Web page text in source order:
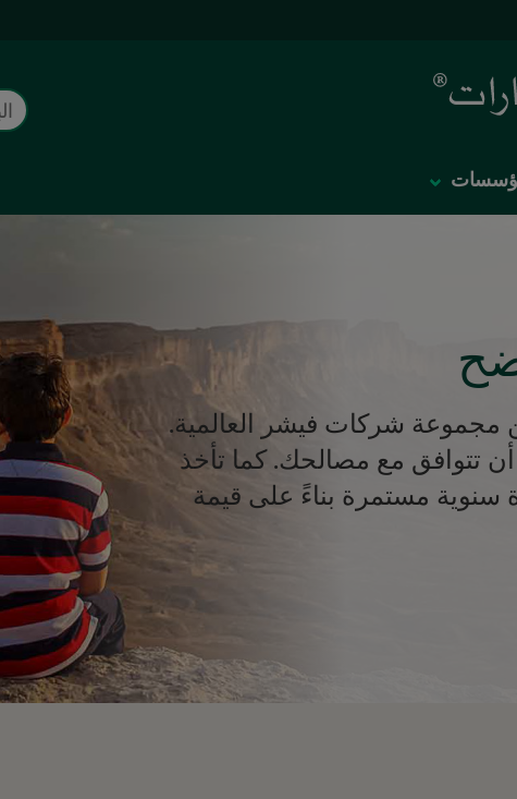
مجموعة شركات فيشر العالمية.
تتوافق مع مصالحك. كما تأخذ
سنوية مستمرة بناءً على قيمة